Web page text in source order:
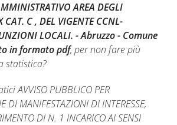
AREA DEGLI
CAT. C , DEL VIGENTE CCNL-
LOCALI. - Abruzzo - Comune
in formato pdf, per non fare più
statistica?
AVVISO PUBBLICO PER
DI MANIFESTAZIONI DI INTERESSE,
DI N. 1 INCARICO AI SENSI